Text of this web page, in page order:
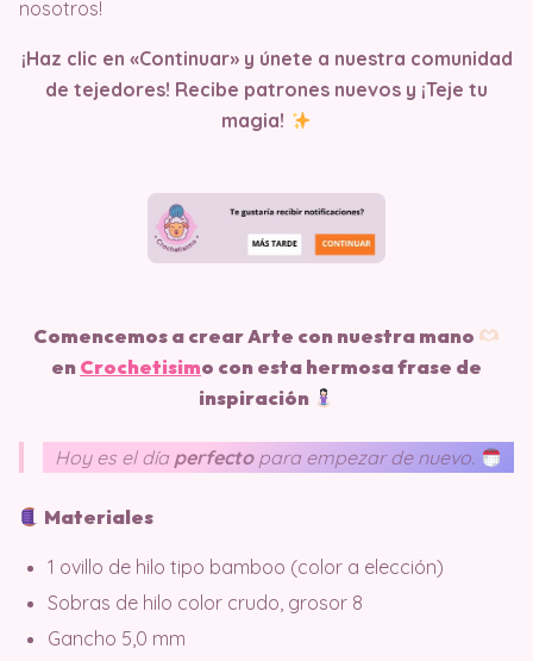
nosotros!
¡Haz clic en «Continuar» y únete a nuestra comunidad
de tejedores! Recibe patrones nuevos y ¡Teje tu
magia!
Comencemos a crear Arte con nuestra mano
en Crochetisimo con esta hermosa frase de
inspiración
Hoy es el día perfectopara empezar de nuevo.
Materiales
1 ovillo de hilo tipo bamboo (color a elección)
Sobras de hilo color crudo, grosor 8
Gancho 5,0 mm